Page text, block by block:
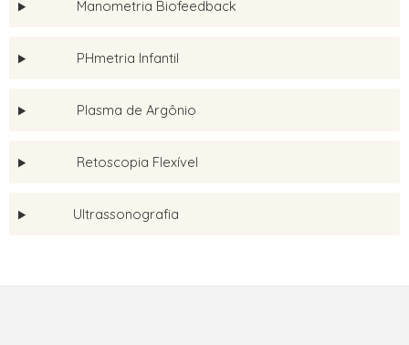
Manometria Biofeedback
PHmetria Infantil
Plasma de Argônio
Retoscopia Flexível
Ultrassonografia